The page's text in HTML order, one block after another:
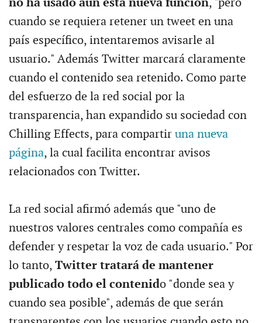
no ha usado aún esta nueva función, "pero
cuando se requiera retener un tweet en una
país específico, intentaremos avisarle al
usuario." Además Twitter marcará claramente
cuando el contenido sea retenido. Como parte
del esfuerzo de la red social por la
transparencia, han expandido su sociedad con
Chilling Effects, para compartir una nueva
página, la cual facilita encontrar avisos
relacionados con Twitter.
La red social afirmó además que "uno de
nuestros valores centrales como compañía es
defender y respetar la voz de cada usuario." Por
lo tanto, Twitter tratará de mantener
publicado todo el contenido "donde sea y
cuando sea posible", además de que serán